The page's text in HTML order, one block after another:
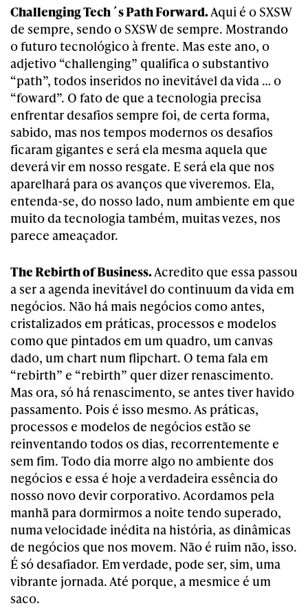
Challenging Tech´s Path Forward.Aqui é o SXSW
de sempre, sendo o SXSW de sempre. Mostrando
o futuro tecnológico à frente. Mas este ano, o
adjetivo “challenging” qualifica o substantivo
“path”, todos inseridos no inevitável da vida … o
“foward”. O fato de que a tecnologia precisa
enfrentar desafios sempre foi, de certa forma,
sabido, mas nos tempos modernos os desafios
ficaram gigantes e será ela mesma aquela que
deverá vir em nosso resgate. E será ela que nos
aparelhará para os avanços que viveremos. Ela,
entenda-se, do nosso lado, num ambiente em que
muito da tecnologia também, muitas vezes, nos
parece ameaçador.
The Rebirth of Business.Acredito que essa passou
a ser a agenda inevitável do continuum da vida em
negócios. Não há mais negócios como antes,
cristalizados em práticas, processos e modelos
como que pintados em um quadro, um canvas
dado, um chart num flipchart. O tema fala em
“rebirth” e “rebirth” quer dizer renascimento.
Mas ora, só há renascimento, se antes tiver havido
passamento. Pois é isso mesmo. As práticas,
processos e modelos de negócios estão se
reinventando todos os dias, recorrentemente e
sem fim. Todo dia morre algo no ambiente dos
negócios e essa é hoje a verdadeira essência do
nosso novo devir corporativo. Acordamos pela
manhã para dormirmos a noite tendo superado,
numa velocidade inédita na história, as dinâmicas
de negócios que nos movem. Não é ruim não, isso.
É só desafiador. Em verdade, pode ser, sim, uma
vibrante jornada. Até porque, a mesmice é um
saco.